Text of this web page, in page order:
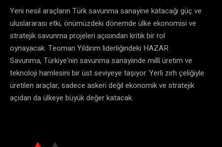
Yeni nesil araçların Türk savunma sanayine katacağı güç ve
uluslararası etki, önümüzdeki dönemde ülke ekonomisi ve
stratejik savunma projeleri açısından kritik bir rol
oynayacak. Teoman Yıldırım liderliğindeki HAZAR
Savunma, Türkiye’nin savunma sanayiinde millî üretim ve
teknoloji hamlesini bir üst seviyeye taşıyor. Yerli zırh çeliğiyle
üretilen araçlar, sadece askeri değil ekonomik ve stratejik
açıdan da ülkeye büyük değer katacak.